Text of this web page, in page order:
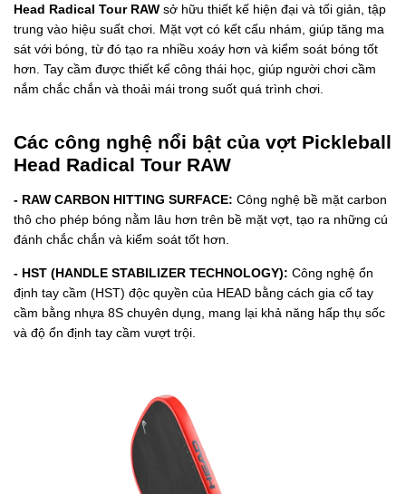
Head Radical Tour RAW sở hữu thiết kế hiện đại và tối giản, tập
trung vào hiệu suất chơi. Mặt vợt có kết cấu nhám, giúp tăng ma
sát với bóng, từ đó tạo ra nhiều xoáy hơn và kiểm soát bóng tốt
hơn. Tay cầm được thiết kế công thái học, giúp người chơi cầm
nắm chắc chắn và thoải mái trong suốt quá trình chơi.
Các công nghệ nổi bật của vợt Pickleball
Head Radical Tour RAW
- RAW CARBON HITTING SURFACE: Công nghệ bề mặt carbon
thô cho phép bóng nằm lâu hơn trên bề mặt vợt, tạo ra những cú
đánh chắc chắn và kiểm soát tốt hơn.
- HST (HANDLE STABILIZER TECHNOLOGY): Công nghệ ổn
định tay cầm (HST) độc quyền của HEAD bằng cách gia cố tay
cầm bằng nhựa 8S chuyên dụng, mang lại khả năng hấp thụ sốc
và độ ổn định tay cầm vượt trội.